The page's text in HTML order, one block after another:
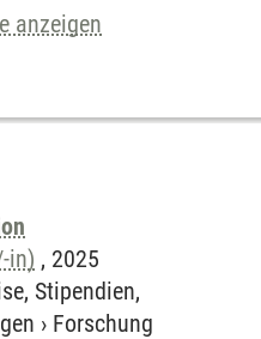
anzeigen
in) , 2025
Stipendien,
› Forschung